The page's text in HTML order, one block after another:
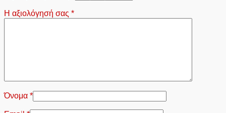
Η αξιολόγησή σας *
Όνομα *